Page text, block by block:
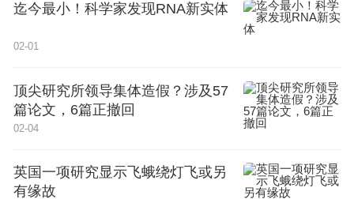
迄今最小！科学家发现RNA新实体
02-01
顶尖研究所领导集体造假？涉及57
篇论文，6篇正撤回
02-04
英国一项研究显示飞蛾绕灯飞或另
有缘故